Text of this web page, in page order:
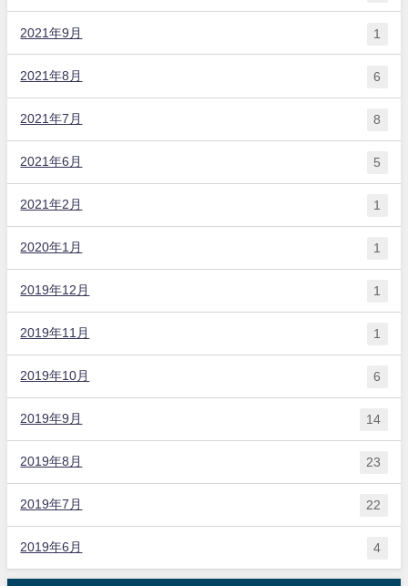
2021年9月 1
2021年8月 6
2021年7月 8
2021年6月 5
2021年2月 1
2020年1月 1
2019年12月 1
2019年11月 1
2019年10月 6
2019年9月 14
2019年8月 23
2019年7月 22
2019年6月 4